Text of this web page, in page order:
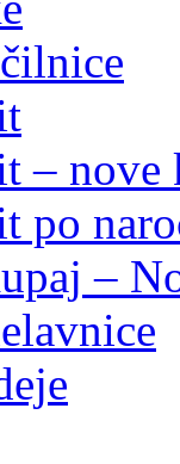
– nove
po
–